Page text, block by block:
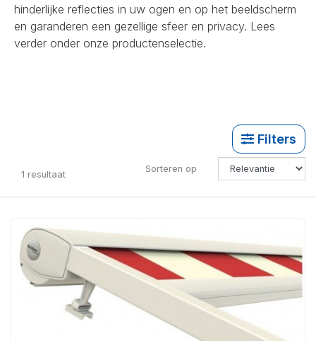
hinderlijke reflecties in uw ogen en op het beeldscherm
en garanderen een gezellige sfeer en privacy. Lees
verder onder onze productenselectie.
Filters
1 resultaat Sorteren op